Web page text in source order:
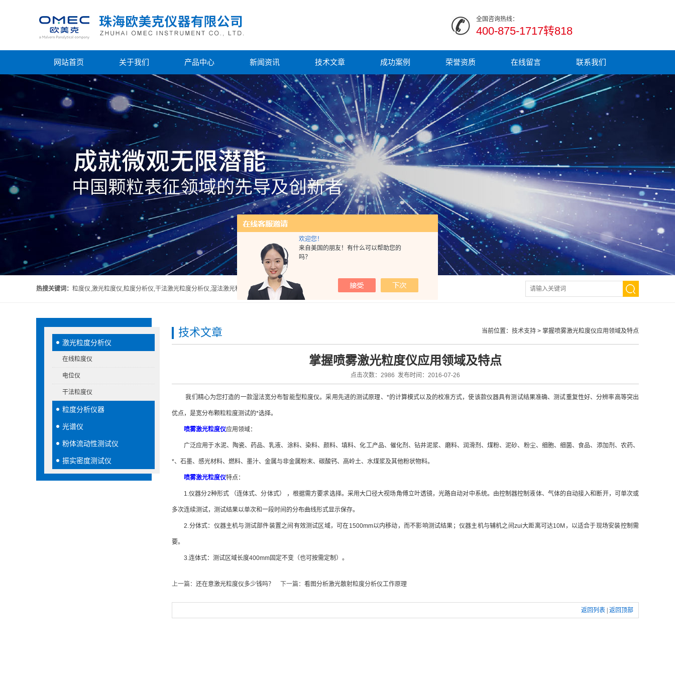
欢迎您！
来自美国的朋友！有什么可以帮助您的
吗？
全国咨询热线：
400-875-1717转818
网站首页 关于我们 产品中心 新闻资讯 技术文章 成功案例 荣誉资质 在线留言 联系我们
热搜关键词： 粒度仪,激光粒度仪,粒度分析仪,干法激光粒度分析仪,湿法激光粒度分析仪
激光粒度分析仪
在线粒度仪
电位仪
干法粒度仪
粒度分析仪器
光谱仪
粉体流动性测试仪
振实密度测试仪
当前位置： 技术支持 > 掌握喷雾激光粒度仪应用领域及特点
技术文章
掌握喷雾激光粒度仪应用领域及特点
点击次数：2986 发布时间：2016-07-26
我们精心为您打造的一款湿法宽分布智能型粒度仪。采用先进的测试原理、*的计算模式以及的校准方式，使该款仪器具有测试结果准确、测试重复性好、分辨率高等突出
优点，是宽分布颗粒粒度测试的*选择。
喷雾激光粒度仪应用领域：
广泛应用于水泥、陶瓷、药品、乳液、涂料、染料、颜料、填料、化工产品、催化剂、钻井泥浆、磨料、润滑剂、煤粉、泥砂、粉尘、细胞、细菌、食品、添加剂、农药、
*、石墨、感光材料、燃料、墨汁、金属与非金属粉末、碳酸钙、高岭土、水煤浆及其他粉状物料。
喷雾激光粒度仪特点：
1.仪器分2种形式 （连体式、分体式） ，根据需方要求选择。采用大口径大视场角傅立叶透镜，光路自动对中系统。由控制器控制液体、气体的自动接入和断开，可单次或
多次连续测试，测试结果以单次和一段时间的分布曲线形式显示保存。
2.分体式：仪器主机与测试部件装置之间有效测试区域，可在1500mm以内移动，而不影响测试结果；仪器主机与辅机之间zui大距离可达10M，以适合于现场安装控制需
要。
3.连体式：测试区域长度400mm固定不变（也可按需定制）。
上一篇： 还在意激光粒度仪多少钱吗？ 下一篇： 看图分析激光散射粒度分析仪工作原理
返回列表 返回顶部